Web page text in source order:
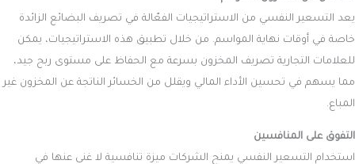
يعد التسعير النفسي من الاستراتيجيات الفعّالة في تصريف البضائع الزائدة
خاصة في أوقات نهاية المواسم. من خلال تطبيق هذه الاستراتيجيات، يمكن
للعلامات التجارية تصريف المخزون بسرعة مع الحفاظ على مستوى ربح جيد،
مما يسهم في تحسين الأداء المالي ويقلل من الخسائر الناتجة عن المخزون غير
المباع.
التفوق على المنافسين
استخدام التسعير النفسي يمنح الشركات ميزة تنافسية لا غنى عنها في